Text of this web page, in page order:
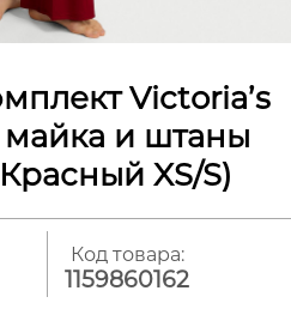
Victoria’s
майка и штаны
XS/S)
Код товара:
1159860162